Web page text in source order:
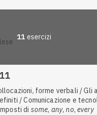
11 esercizi
forme verbali / Gli
/ Comunicazione e
di some, any,no,every